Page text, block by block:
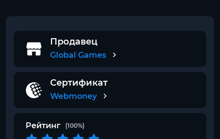
Продавец
Global Games
Сертификат
Webmoney
Рейтинг (100%)